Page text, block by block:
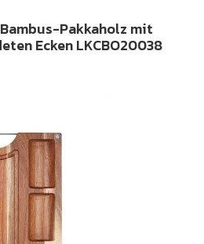
Pakkaholz mit
Ecken LKCBO20038